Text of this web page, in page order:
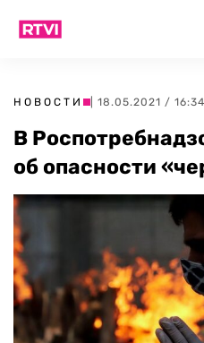
НОВОСТИ | 18.05.2021 / 16:34
В
об опасности